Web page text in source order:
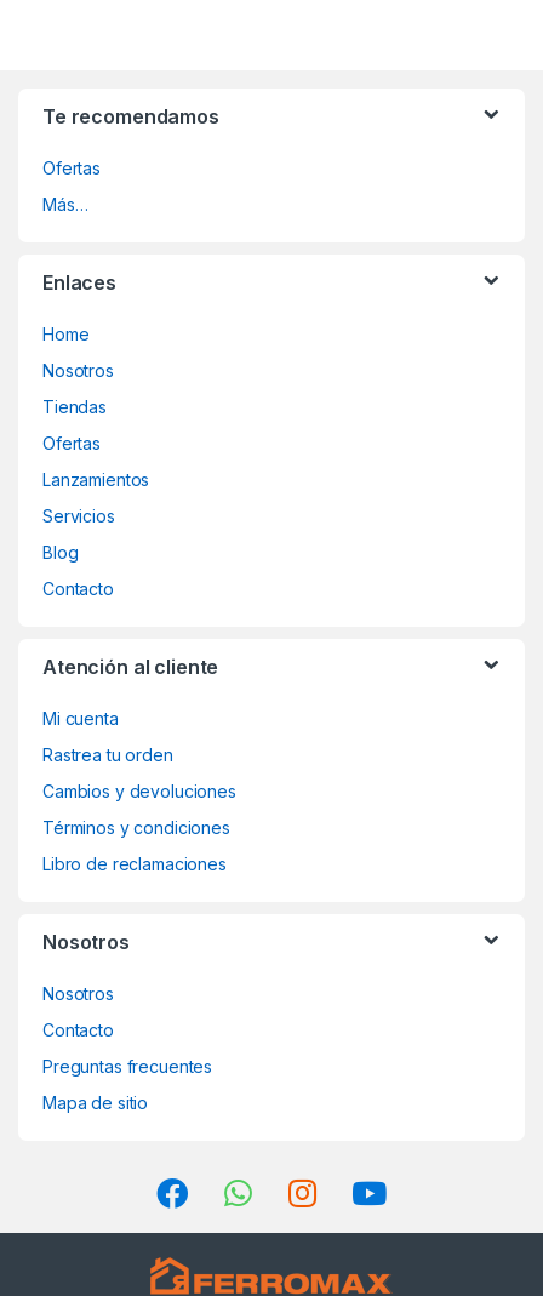
Te recomendamos
Ofertas
Más…
Enlaces
Home
Nosotros
Tiendas
Ofertas
Lanzamientos
Servicios
Blog
Contacto
Atención al cliente
Mi cuenta
Rastrea tu orden
Cambios y devoluciones
Términos y condiciones
Libro de reclamaciones
Nosotros
Nosotros
Contacto
Preguntas frecuentes
Mapa de sitio